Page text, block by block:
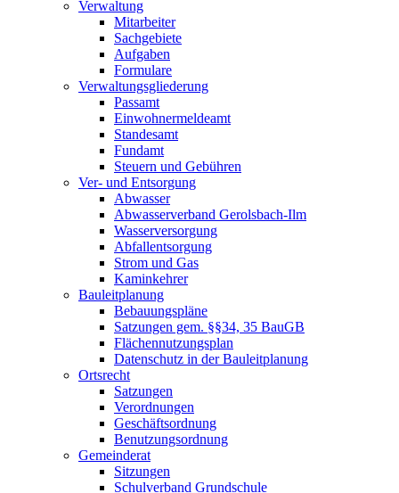
Verwaltung
Mitarbeiter
Sachgebiete
Aufgaben
Formulare
Verwaltungsgliederung
Passamt
Einwohnermeldeamt
Standesamt
Fundamt
Steuern und Gebühren
Ver- und Entsorgung
Abwasser
Abwasserverband Gerolsbach-Ilm
Wasserversorgung
Abfallentsorgung
Strom und Gas
Kaminkehrer
Bauleitplanung
Bebauungspläne
Satzungen gem. §§34, 35 BauGB
Flächennutzungsplan
Datenschutz in der Bauleitplanung
Ortsrecht
Satzungen
Verordnungen
Geschäftsordnung
Benutzungsordnung
Gemeinderat
Sitzungen
Schulverband Grundschule